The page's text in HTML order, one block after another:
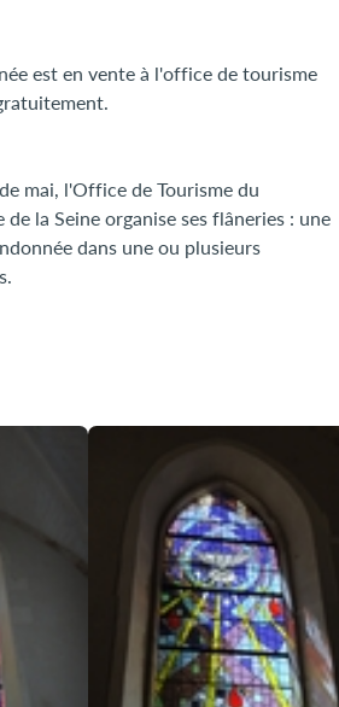
est en vente à l'office de tourisme
mai, l'Office de Tourisme du
de la Seine organise ses flâneries : une
dans une ou plusieurs